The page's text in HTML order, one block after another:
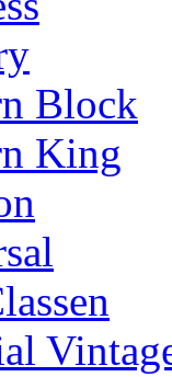
Block
King